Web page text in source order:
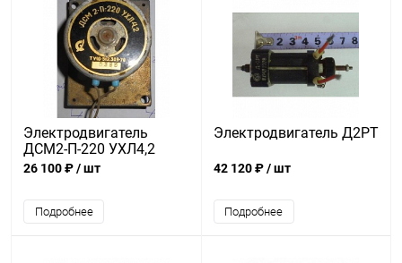
Электродвигатель
ДСМ2-П-220 УХЛ4,2
26 100 ₽/ шт
Подробнее
Электродвигатель Д2РТ
42 120 ₽/ шт
Подробнее